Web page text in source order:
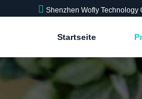
Shenzhen Wofly Technology
Startseite